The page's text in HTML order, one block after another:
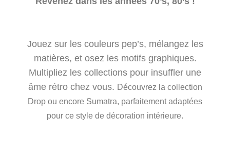
Jouez sur les couleurs pep’s, mélangez les
matières, et osez les motifs graphiques.
Multipliez les collections pour insuffler une
âme rétro chez vous. Découvrez la collection
Drop ou encore Sumatra, parfaitement adaptées
pour ce style de décoration intérieure.